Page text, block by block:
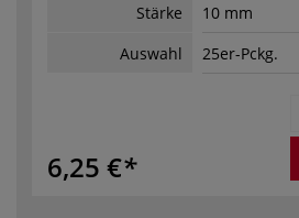
Stärke
10 mm
Auswahl
25er-Pckg.
6,25 €